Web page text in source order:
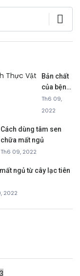
Bản chất
của bệnh
Rối Loạn
Thần Kinh
Th6 09,
2022
Cách dùng tâm sen
chữa mất ngủ
Th6 09, 2022
ngủ từ cây lạc tiên
2022